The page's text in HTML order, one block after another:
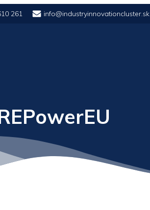
261 info@industryinnovationcluster.sk